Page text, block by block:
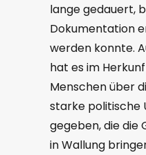
lange gedauert,
Dokumentation
werden konnte.
hat es im
Menschen über
starke politische
gegeben, die die
in Wallung